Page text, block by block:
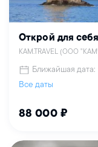
Открой для
KAM.TRAVEL (ООО
Ближайшая дата:
Все даты
88 000 ₽